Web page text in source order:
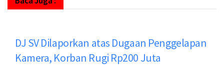
DJ SV Dilaporkan atas Dugaan Penggelapan
Kamera, Korban Rugi Rp200 Juta